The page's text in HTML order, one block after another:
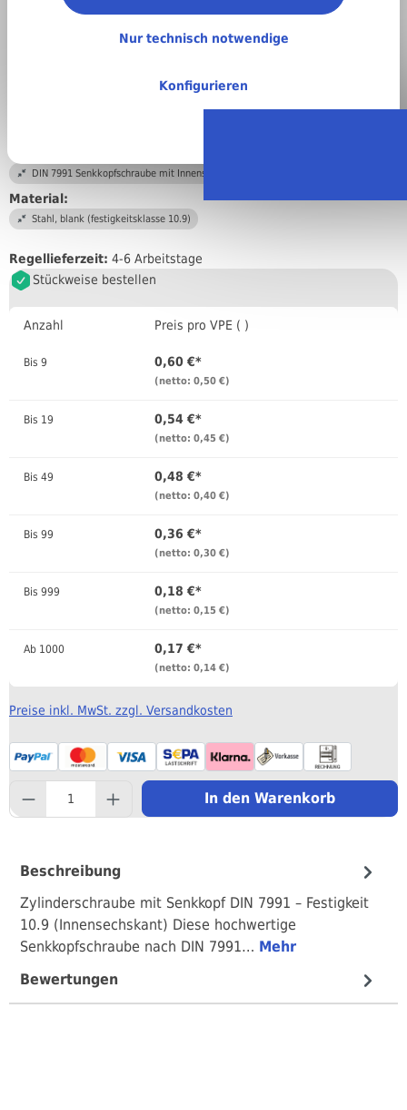
DIN 7991 Senkkopfschraube mit Innensechskant
Material:
Stahl, blank (festigkeitsklasse 10.9)
Regellieferzeit: 4-6 Arbeitstage
Stückweise bestellen
Anzahl Preis pro VPE ( )
Bis 9 0,60 €*
(netto: 0,50 €)
Bis 19 0,54 €*
(netto: 0,45 €)
Bis 49 0,48 €*
(netto: 0,40 €)
Bis 99 0,36 €*
(netto: 0,30 €)
Bis 999 0,18 €*
(netto: 0,15 €)
Ab 1000 0,17 €*
(netto: 0,14 €)
Preise inkl. MwSt. zzgl. Versandkosten
In den Warenkorb
Beschreibung
Zylinderschraube mit Senkkopf DIN 7991 – Festigkeit
10.9 (Innensechskant) Diese hochwertige
Senkkopfschraube nach DIN 7991… Mehr
Bewertungen
Nur technisch notwendige
Konfigurieren